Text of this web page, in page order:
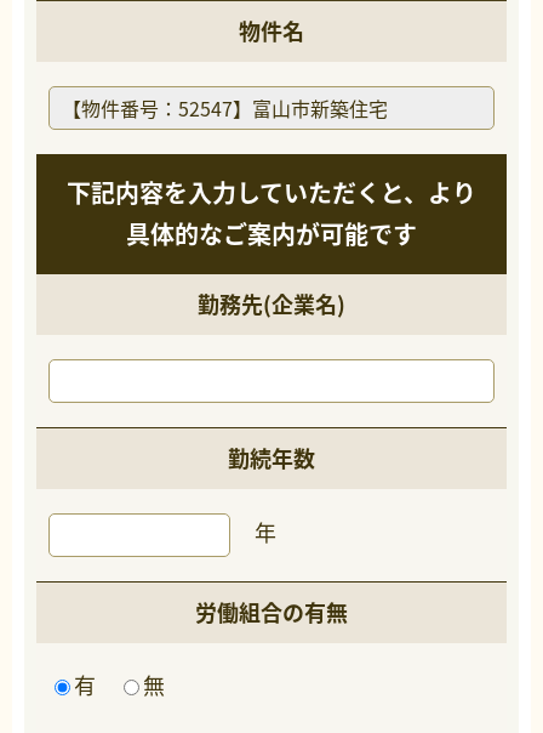
物件名
下記内容を入力していただくと、より
具体的なご案内が可能です
勤務先(企業名)
勤続年数
年
労働組合の有無
有 無